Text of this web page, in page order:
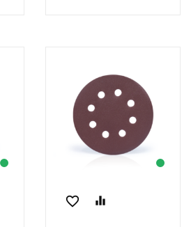
favorite_border equalizer